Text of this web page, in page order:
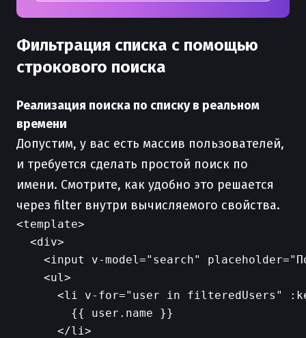
Фильтрация списка с помощью
строкового поиска
Реализация поиска по списку в реальном
времени
Допустим, у вас есть массив пользователей,
и требуется сделать простой поиск по
имени. Смотрите, как удобно это решается
через filter внутри вычисляемого свойства.
<template>
  <div>
<input v-model="search"
    <ul>
<li v-for="user in filteredUsers"
        {{ user.name }}
      </li>